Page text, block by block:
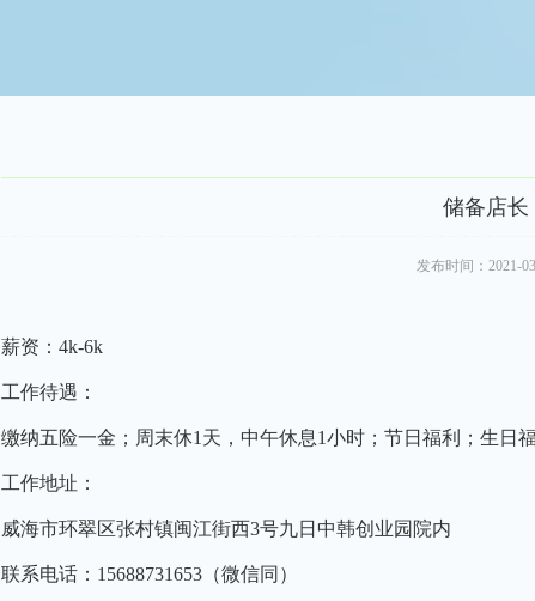
储备店长
发布时间：2021-
薪资：4k-6k
工作待遇：
缴纳五险一金；周末休1天，中午休息1小时；节日福利；生日
工作地址：
威海市环翠区张村镇闽江街西3号九日中韩创业园院内
联系电话：15688731653（微信同）